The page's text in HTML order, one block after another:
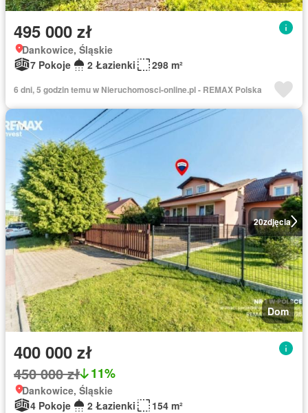
495 000 zł
Dankowice, Śląskie
7 Pokoje
2 Łazienki 298 m²
6 dni, 5 godzin temu w Nieruchomosci-online.pl - REMAX Polska
20zdjęcia
Dom
400 000 zł
450 000 zł 11%
Dankowice, Śląskie
4 Pokoje
2 Łazienki
154 m²